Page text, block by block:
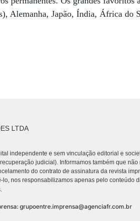
Alemanha, Japão, Índia, África do
LTDA
independente e sem vinculação editorial e
judicial). Informamos também que
do contrato de assinatura da revista
lo, nos responsabilizamos apenas pelo conteúdo
grupoentre.imprensa@agenciafr.com.br